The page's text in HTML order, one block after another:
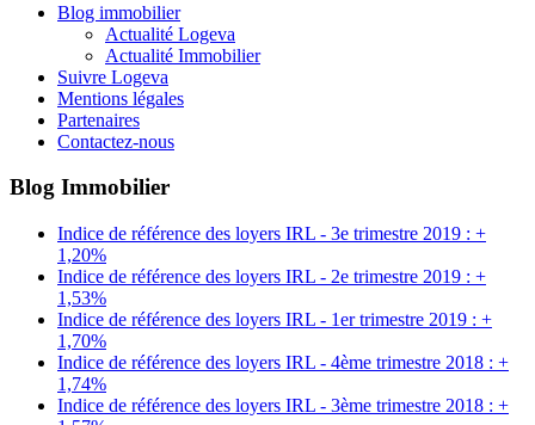
Blog immobilier
Actualité Logeva
Actualité Immobilier
Suivre Logeva
Mentions légales
Partenaires
Contactez-nous
Blog Immobilier
Indice de référence des loyers IRL - 3e trimestre 2019 : +
1,20%
Indice de référence des loyers IRL - 2e trimestre 2019 : +
1,53%
Indice de référence des loyers IRL - 1er trimestre 2019 : +
1,70%
Indice de référence des loyers IRL - 4ème trimestre 2018 : +
1,74%
Indice de référence des loyers IRL - 3ème trimestre 2018 : +